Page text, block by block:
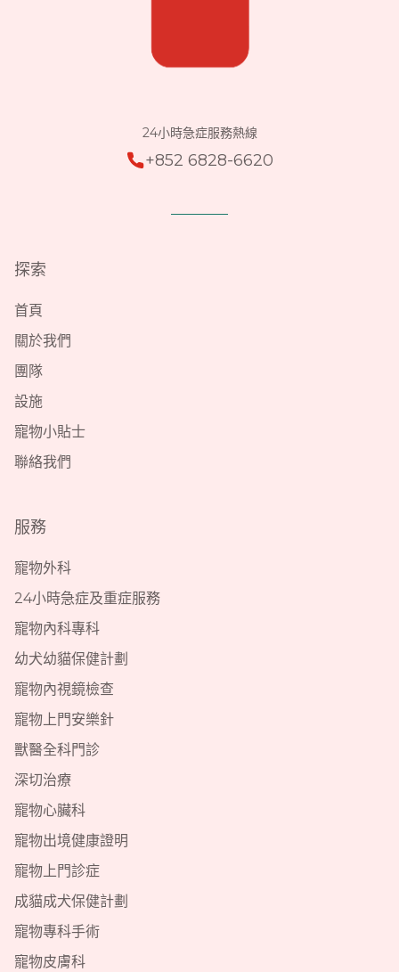
24小時急症服務熱線
+852 6828-6620
探索
首頁
關於我們
團隊
設施
寵物小貼士
聯絡我們
服務
寵物外科
24小時急症及重症服務
寵物內科專科
幼犬幼貓保健計劃
寵物內視鏡檢查
寵物上門安樂針
獸醫全科門診
深切治療
寵物心臟科
寵物出境健康證明
寵物上門診症
成貓成犬保健計劃
寵物專科手術
寵物皮膚科